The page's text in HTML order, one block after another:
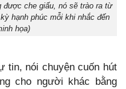
che giấu, nó sẽ trào ra từ
hạnh phúc mỗi khi nhắc đến
họa)
tin, nói chuyện cuốn hút
cho người khác bằng